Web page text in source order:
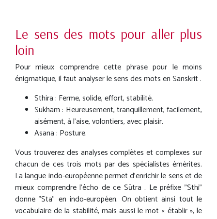
Le sens des mots pour aller plus
loin
Pour mieux comprendre cette phrase pour le moins
énigmatique, il faut analyser le sens des mots en Sanskrit .
Sthira : Ferme, solide, effort, stabilité.
Sukham : Heureusement, tranquillement, facilement,
aisément, à l'aise, volontiers, avec plaisir.
Asana : Posture.
Vous trouverez des analyses complètes et complexes sur
chacun de ces trois mots par des spécialistes émérites.
La langue indo-européenne permet d'enrichir le sens et de
mieux comprendre l'écho de ce Sūtra . Le préfixe "Sthi"
donne "Sta" en indo-européen. On obtient ainsi tout le
vocabulaire de la stabilité, mais aussi le mot « établir », le